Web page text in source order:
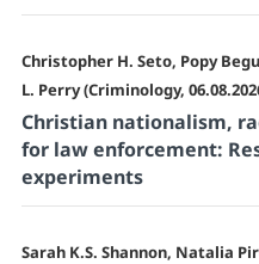
Christopher H. Seto, Popy
L. Perry (Criminology,
Christian nationalism,
for law enforcement:
experiments
Sarah K.S. Shannon, Natalia